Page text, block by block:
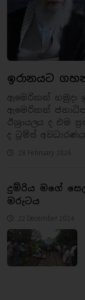
ඉරානයට
ඇමෙරිකන් හමුදා
ඇමෙරිකන්
ඊශ්‍රායලය ද එම
ද ට්‍රම්ප්
28 February 2026
දුම්රිය මගේ
මරුටය
22 December 2024